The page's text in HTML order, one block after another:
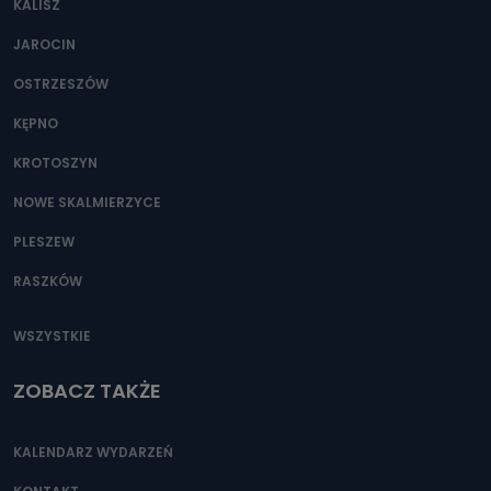
Można to zrobić pod numerem telefonu 62 735-51-05 lub
KALISZ
JAROCIN
OSTRZESZÓW
KĘPNO
KROTOSZYN
NOWE SKALMIERZYCE
PLESZEW
RASZKÓW
WSZYSTKIE
ZOBACZ TAKŻE
KALENDARZ WYDARZEŃ